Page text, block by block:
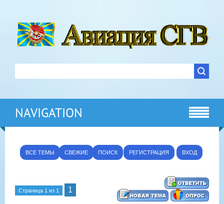
NAVIGATION
ВСЕ ТЕМЫ СВЕЖИЕ ПОИСК РЕГИСТРАЦИЯ ВХОД
Страница 1 из 1 1